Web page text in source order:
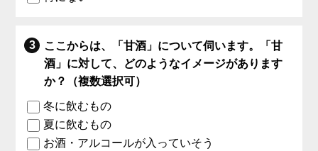
ここからは、「甘酒」について伺います。「甘
酒」に対して、どのようなイメージがあります
か？（複数選択可）
冬に飲むもの
夏に飲むもの
お酒・アルコールが入っていそう